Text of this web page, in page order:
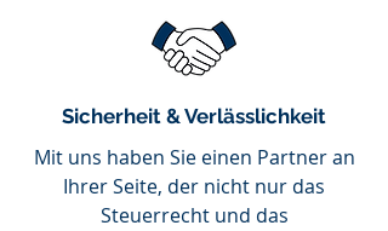
Sicherheit & Verlässlichkeit
Mit uns haben Sie einen Partner an
Ihrer Seite, der nicht nur das
Steuerrecht und das